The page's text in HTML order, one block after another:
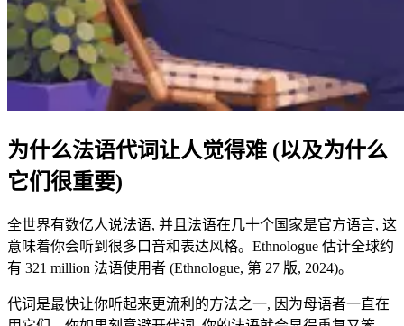
为什么法语代词让人觉得难 (以及为什么
它们很重要)
全世界有数亿人说法语, 并且法语在几十个国家是官方语言, 这
意味着你会听到很多口音和表达风格。Ethnologue 估计全球约
有 321 million 法语使用者 (Ethnologue, 第 27 版, 2024)。
代词是最快让你听起来更流利的方法之一, 因为母语者一直在